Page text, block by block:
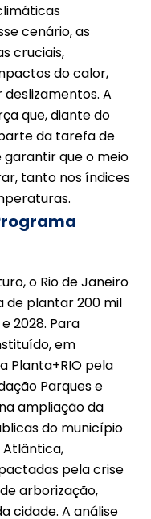
cenário, as
cruciais,
do calor,
A
que, diante do
da tarefa de
que o meio
tanto nos índices
o Rio de Janeiro
de plantar 200 mil
2028. Para
em
Planta+RIO pela
Parques e
ampliação da
do município
Atlântica,
pela crise
arborização,
cidade. A análise